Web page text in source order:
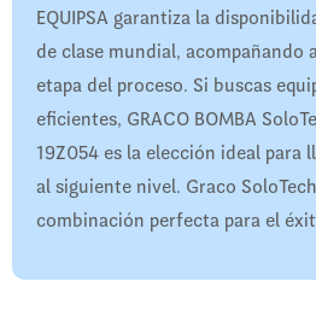
EQUIPSA garantiza la
de clase mundial, acompañando
etapa del proceso. Si buscas
eficientes, GRACO BOMBA
19Z054 es la elección ideal para
al siguiente nivel. Graco
combinación perfecta para el